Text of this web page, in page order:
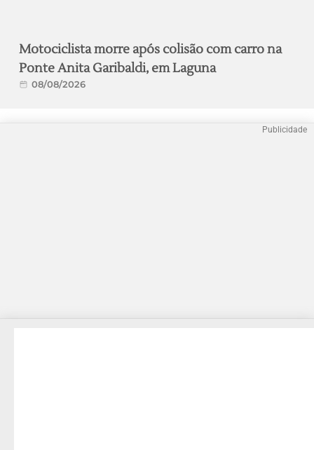
Motociclista morre após colisão com carro na
Ponte Anita Garibaldi, em Laguna
08/08/2026
Publicidade